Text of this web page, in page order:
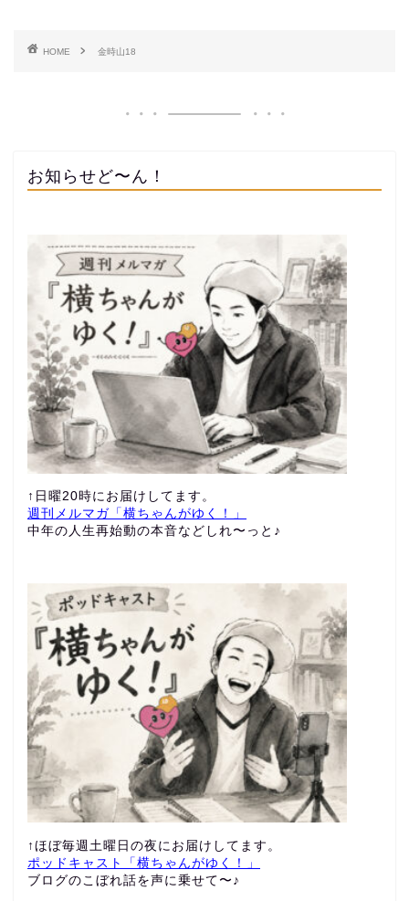
HOME 金時山18
お知らせど〜ん！
↑日曜20時にお届けしてます。
週刊メルマガ「横ちゃんがゆく！」
中年の人生再始動の本音などしれ〜っと♪
↑ほぼ毎週土曜日の夜にお届けしてます。
ポッドキャスト「横ちゃんがゆく！」
ブログのこぼれ話を声に乗せて〜♪